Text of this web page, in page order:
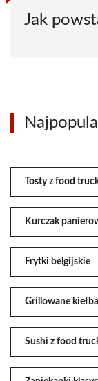
Jak
Tosty z food
Kurczak
Frytki belgijskie
Grillowane
Sushi z food